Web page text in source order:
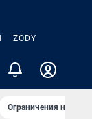
ZODY
Ограничения на